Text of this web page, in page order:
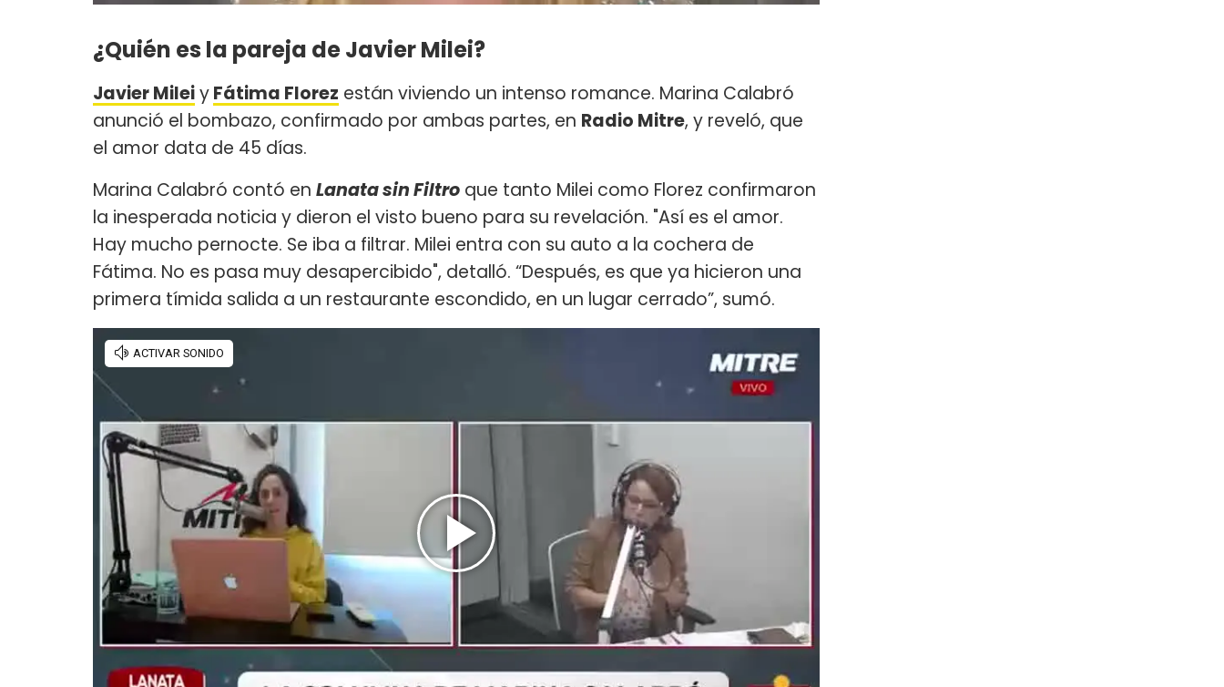
¿Quién es la pareja de Javier Milei?
Javier MileiyFátima Florez están viviendo un intenso romance. Marina Calabró
anunció el bombazo, confirmado por ambas partes, en Radio Mitre, y reveló, que
el amor data de 45 días.
Marina Calabró contó en Lanata sin Filtro que tanto Milei como Florez confirmaron
la inesperada noticia y dieron el visto bueno para su revelación. "Así es el amor.
Hay mucho pernocte. Se iba a filtrar. Milei entra con su auto a la cochera de
Fátima. No es pasa muy desapercibido", detalló. “Después, es que ya hicieron una
primera tímida salida a un restaurante escondido, en un lugar cerrado”, sumó.